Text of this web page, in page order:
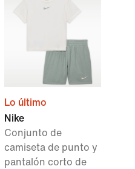
Lo último
Nike
Conjunto de
camiseta de punto y
pantalón corto de